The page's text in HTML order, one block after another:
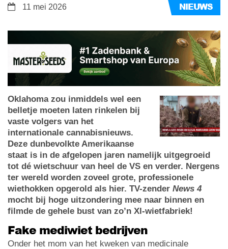
NIEUWS
11 mei 2026
Oklahoma zou inmiddels wel een
belletje moeten laten rinkelen bij
vaste volgers van het
internationale cannabisnieuws.
Deze dunbevolkte Amerikaanse
staat is in de afgelopen jaren namelijk uitgegroeid
tot dé wietschuur van heel de VS en verder. Nergens
ter wereld worden zoveel grote, professionele
wiethokken opgerold als hier. TV-zender News 4
mocht bij hoge uitzondering mee naar binnen en
filmde de gehele bust van zo’n Xl-wietfabriek!
Fake mediwiet bedrijven
Onder het mom van het kweken van medicinale